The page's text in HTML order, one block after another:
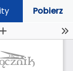
Pobierz